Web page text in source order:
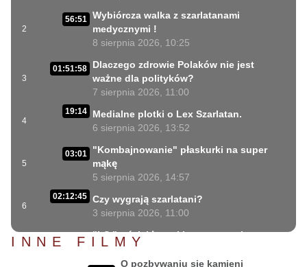
2
56:51 Wybiórcza walka z szarlatanami
medycznymi !
8 sierpnia 2026, 10:25
3
01:51:58
Dlaczego zdrowie Polaków nie jest
ważne dla polityków?
7 sierpnia 2026, 11:00
4
19:14
Medialne plotki o Lex Szarlatan.
6 sierpnia 2026, 13:52
5
03:01
"Kombajnowanie" płaskurki na super
mąkę
5 sierpnia 2026, 14:57
6
02:12:45 Czy wygrają szarlatani?
3 sierpnia 2026, 11:00
7
31:06
"LS " wściekłe ataki ustawowych
szarlatanów
2 sierpnia 2026, 18:08
INNE FILMY
O pozbywaniu się kamieni